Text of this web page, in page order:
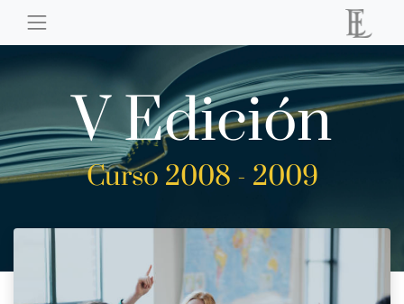
V Edición
Curso 2008 - 2009